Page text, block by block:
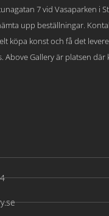
7 vid Vasaparken i
upp beställningar.
köpa konst och få det
Above Gallery är platsen